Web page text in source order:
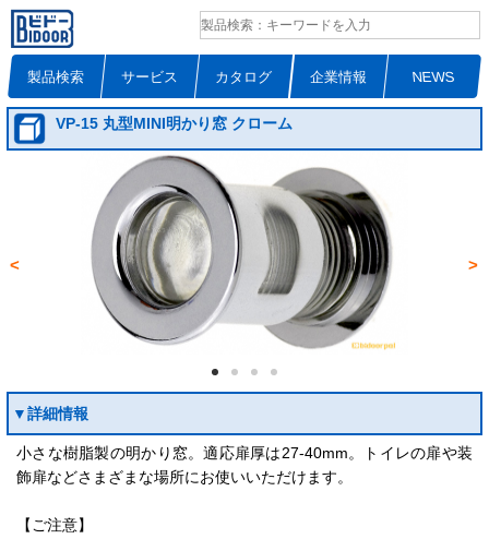
製品検索 サービス カタログ 企業情報 NEWS
VP-15 丸型MINI明かり窓 クローム
< >
▼詳細情報
小さな樹脂製の明かり窓。適応扉厚は27-40mm。トイレの扉や装
飾扉などさまざまな場所にお使いいただけます。
【ご注意】